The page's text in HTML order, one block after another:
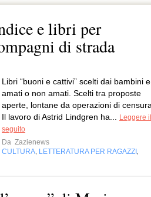
e libri per
di strada
Libri “buoni e cattivi” scelti dai bambini e
amati o non amati. Scelti tra proposte
aperte, lontane da operazioni di
Il lavoro di Astrid Lindgren ha...
Leggere il
seguito
Da Zazienews
CULTURA LETTERATURA PER RAGAZZI